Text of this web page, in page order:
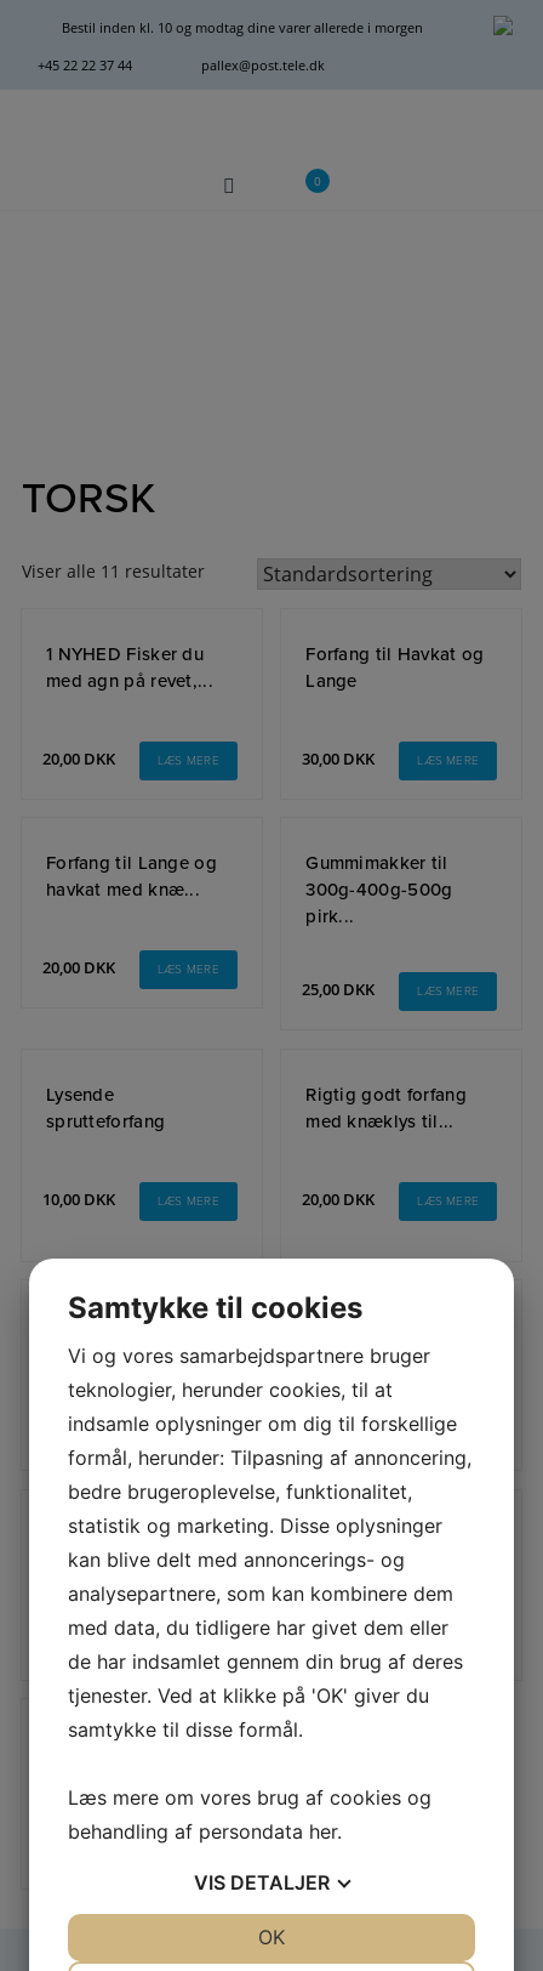
indholdet
Bestil inden kl. 10 og modtag dine varer allerede i morgen
+45 22 22 37 44 pallex@post.tele.dk
0
TORSK
Viser alle 11 resultater
1 NYHED Fisker du
med agn på revet,...
20,00 DKK LÆS MERE
Forfang til Havkat og
Lange
30,00 DKK LÆS MERE
Forfang til Lange og
havkat med knæ...
20,00 DKK LÆS MERE
Gummimakker til
300g-400g-500g
pirk...
25,00 DKK LÆS MERE
Lysende
sprutteforfang
10,00 DKK LÆS MERE
Rigtig godt forfang
med knæklys til...
20,00 DKK LÆS MERE
Storfanger til torsk
(DET GULE REV)
20,00DKK LÆS MERE
Storfanger til torsk 2
lys (DET GUL...
20,00DKK LÆS MERE
Til dig der kastefisker
på revet.
25,00DKK LÆS MERE
Torskeforfang med
knæklys 1,0 mm li...
20,00DKK LÆS MERE
Torskeforfang med
Samtykke til cookies
Vi og vores samarbejdspartnere bruger
teknologier, herunder cookies, til at
indsamle oplysninger om dig til forskellige
formål, herunder: Tilpasning af annoncering,
bedre brugeroplevelse, funktionalitet,
statistik og marketing. Disse oplysninger
kan blive delt med annoncerings- og
analysepartnere, som kan kombinere dem
med data, du tidligere har givet dem eller
de har indsamlet gennem din brug af deres
tjenester. Ved at klikke på 'OK' giver du
samtykke til disse formål.
Læs mere om vores brug af cookies og
behandling af persondata her.
VIS DETALJER
OK